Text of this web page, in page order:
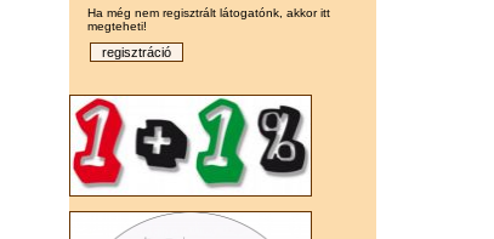
Ha még nem regisztrált látogatónk, akkor itt
megteheti!